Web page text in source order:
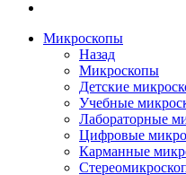
Микроскопы
Назад
Микроскопы
Детские
Учебные
Лабораторные
Цифровые
Карманные